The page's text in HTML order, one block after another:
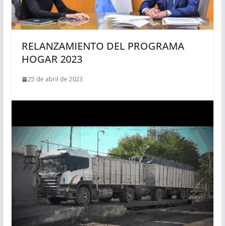
RELANZAMIENTO DEL PROGRAMA
HOGAR 2023
25 de abril de 2023